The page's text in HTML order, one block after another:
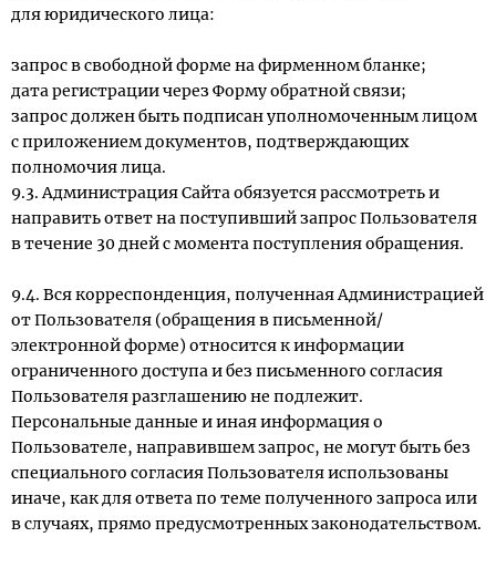
для юридического лица:
запрос в свободной форме на фирменном бланке;
дата регистрации через Форму обратной связи;
запрос должен быть подписан уполномоченным лицом
с приложением документов, подтверждающих
полномочия лица.
9.3. Администрация Сайта обязуется рассмотреть и
направить ответ на поступивший запрос Пользователя
в течение 30 дней с момента поступления обращения.
9.4. Вся корреспонденция, полученная Администрацией
от Пользователя (обращения в письменной/
электронной форме) относится к информации
ограниченного доступа и без письменного согласия
Пользователя разглашению не подлежит.
Персональные данные и иная информация о
Пользователе, направившем запрос, не могут быть без
специального согласия Пользователя использованы
иначе, как для ответа по теме полученного запроса или
в случаях, прямо предусмотренных законодательством.